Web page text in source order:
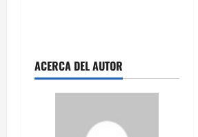
ACERCA DEL AUTOR